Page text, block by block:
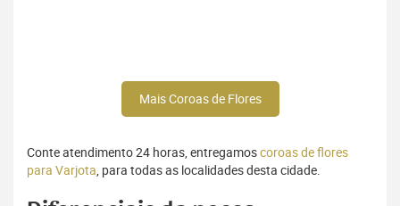
Mais Coroas de Flores
Conte atendimento 24 horas, entregamoscoroas de flores
para Varjota, para todas as localidades desta cidade.